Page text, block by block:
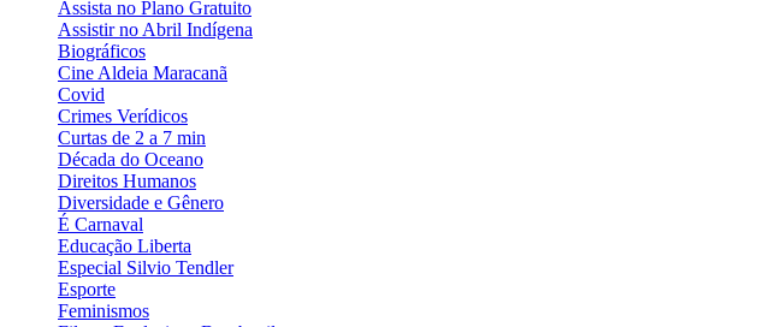
Assista no Plano Gratuito
Assistir no Abril Indígena
Biográficos
Cine Aldeia Maracanã
Covid
Crimes Verídicos
Curtas de 2 a 7 min
Década do Oceano
Direitos Humanos
Diversidade e Gênero
É Carnaval
Educação Liberta
Especial Silvio Tendler
Esporte
Feminismos